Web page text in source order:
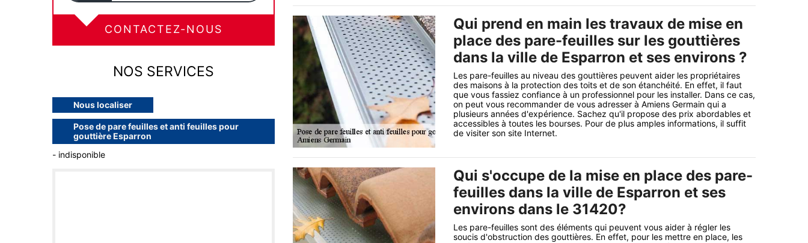
CONTACTEZ-NOUS
NOS SERVICES
Nous localiser
Pose de pare feuilles et anti feuilles pour
gouttière Esparron
- indisponible
Qui prend en main les travaux de mise en
place des pare-feuilles sur les gouttières
dans la ville de Esparron et ses environs ?
Les pare-feuilles au niveau des gouttières peuvent aider les propriétaires
des maisons à la protection des toits et de son étanchéité. En effet, il faut
que vous fassiez confiance à un professionnel pour les installer. Dans ce cas,
on peut vous recommander de vous adresser à Amiens Germain qui a
plusieurs années d'expérience. Sachez qu'il propose des prix abordables et
accessibles à toutes les bourses. Pour de plus amples informations, il suffit
de visiter son site Internet.
Qui s'occupe de la mise en place des pare-
feuilles dans la ville de Esparron et ses
environs dans le 31420?
Les pare-feuilles sont des éléments qui peuvent vous aider à régler les
soucis d'obstruction des gouttières. En effet, pour les mettre en place, les